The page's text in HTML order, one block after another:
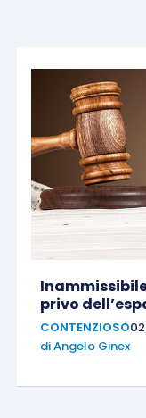
privo
CONTENZIOSO
diAngelo Ginex